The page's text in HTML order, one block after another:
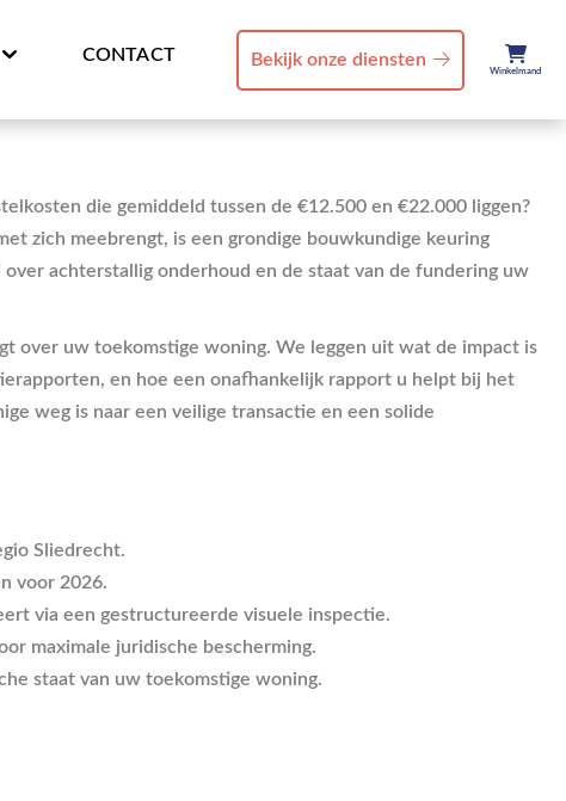
CONTACT
Winkelmand
Bekijk onze diensten
die gemiddeld tussen de €12.500 en €22.000 liggen?
zich meebrengt, is een grondige bouwkundige keuring
achterstallig onderhoud en de staat van de fundering uw
over uw toekomstige woning. We leggen uit wat de impact is
en hoe een onafhankelijk rapport u helpt bij het
weg is naar een veilige transactie en een solide
Sliedrecht.
voor 2026.
via een gestructureerde visuele inspectie.
maximale juridische bescherming.
staat van uw toekomstige woning.